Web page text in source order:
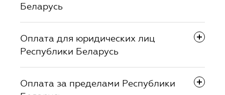
Беларусь
Возможны следующие два способа
оплаты:
Оплата для юридических лиц
Республики Беларусь
Оплата за пределами Республики